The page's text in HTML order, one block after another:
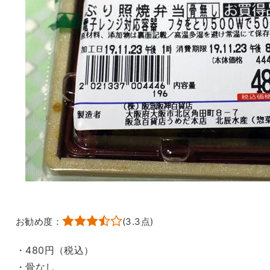
お勧め度： (3.3 点)
・480円（税込）
・骨なし